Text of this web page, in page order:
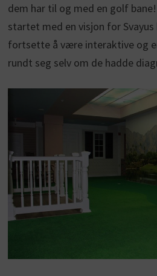
dem har til og med en golf bane!
startet med en visjon for
fortsette å være interaktive og
rundt seg selv om de hadde